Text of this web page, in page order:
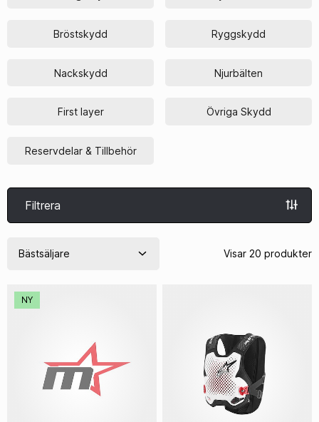
Bröstskydd Ryggskydd
Nackskydd Njurbälten
First layer Övriga Skydd
Reservdelar & Tillbehör
Filtrera
Visar 20 produkter
NY